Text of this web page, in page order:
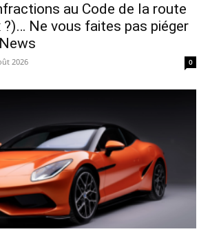
au Code de la route
Ne vous faites pas piéger
2026 0